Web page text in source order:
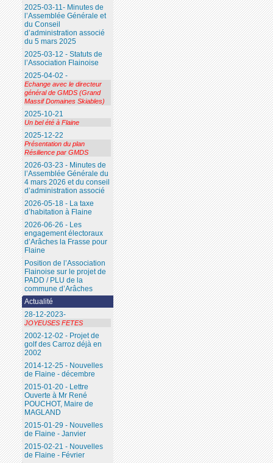
2025-03-11- Minutes de
l’Assemblée Générale et
du Conseil
d’administration associé
du 5 mars 2025
2025-03-12 - Statuts de
l’Association Flainoise
2025-04-02 -
Echange avec le directeur
général de GMDS (Grand
Massif Domaines Skiables)
2025-10-21
Un bel été à Flaine
2025-12-22
Présentation du plan
Résilience par GMDS
2026-03-23 - Minutes de
l’Assemblée Générale du
4 mars 2026 et du conseil
d’administration associé
2026-05-18 - La taxe
d’habitation à Flaine
2026-06-26 - Les
engagement électoraux
d’Arâches la Frasse pour
Flaine
Position de l’Association
Flainoise sur le projet de
PADD / PLU de la
commune d’Arâches
Actualité
28-12-2023-
JOYEUSES FETES
2002-12-02 - Projet de
golf des Carroz déjà en
2002
2014-12-25 - Nouvelles
de Flaine - décembre
2015-01-20 - Lettre
Ouverte à Mr René
POUCHOT, Maire de
MAGLAND
2015-01-29 - Nouvelles
de Flaine - Janvier
2015-02-21 - Nouvelles
de Flaine - Février